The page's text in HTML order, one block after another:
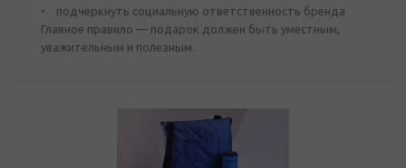
• подчеркнуть социальную ответственность бренда
Главное правило — подарок должен быть уместным,
уважительным и полезным.